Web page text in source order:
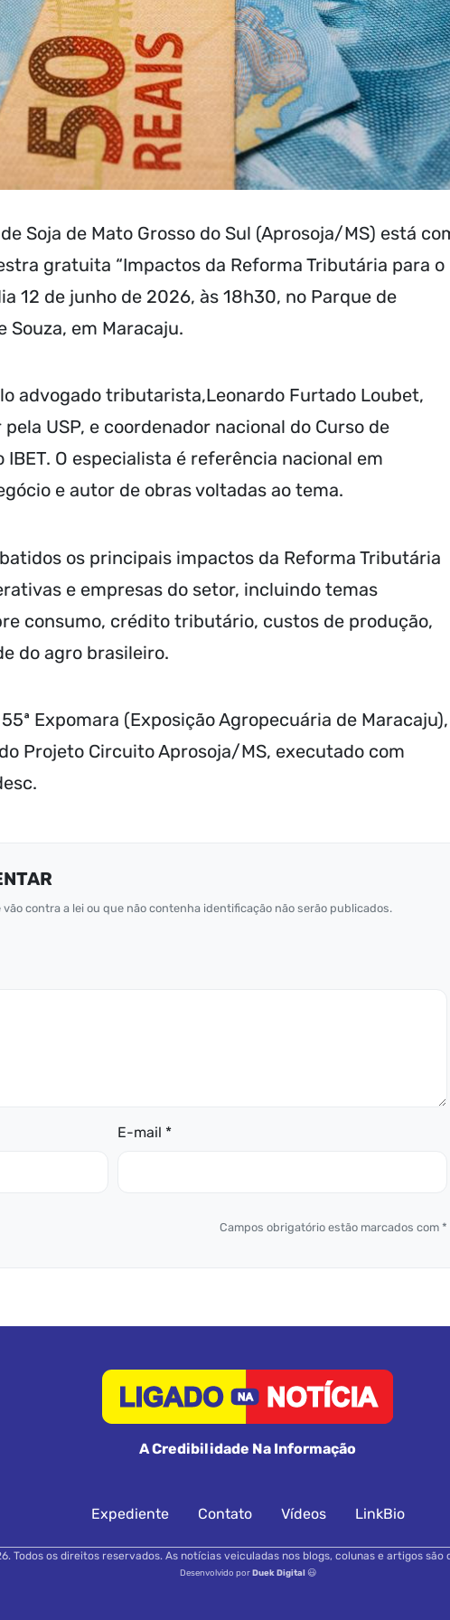
Soja de Mato Grosso do Sul (Aprosoja/MS) está
gratuita “Impactos da Reforma Tributária para o
12 de junho de 2026, às 18h30, no Parque de
Souza, em Maracaju.
advogado tributarista,Leonardo Furtado Loubet,
USP, e coordenador nacional do Curso de
O especialista é referência nacional em
e autor de obras voltadas ao tema.
os principais impactos da Reforma Tributária
e empresas do setor, incluindo temas
consumo, crédito tributário, custos de produção,
do agro brasileiro.
Expomara (Exposição Agropecuária de
Projeto Circuito Aprosoja/MS, executado com
contra a lei ou que não contenha identificação não serão publicados.
E-mail *
Campos obrigatório estão marcados com *
A Credibilidade Na Informação
Expediente Contato Vídeos LinkBio
Todos os direitos reservados. As notícias veiculadas nos blogs, colunas e artigos
Desenvolvido porDuek Digital😃